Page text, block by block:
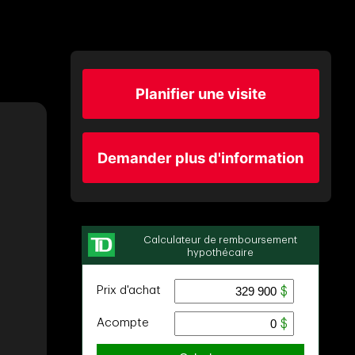
Planifier une visite
Demander plus d'information